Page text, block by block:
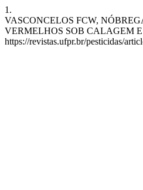
1.
VASCONCELOS FCW,
VERMELHOS SOB CALAGEM E
https://revistas.ufpr.br/pesticidas/